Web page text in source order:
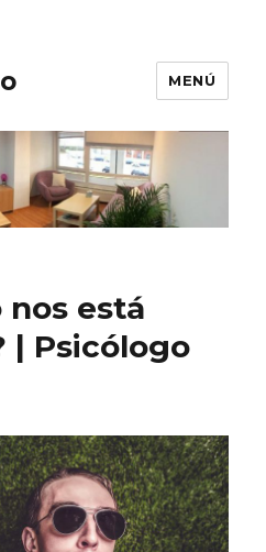
MENÚ
está
| Psicólogo